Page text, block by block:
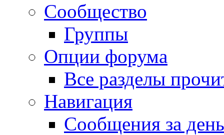
Сообщество
Группы
Опции форума
Все разделы
Навигация
Сообщения за день